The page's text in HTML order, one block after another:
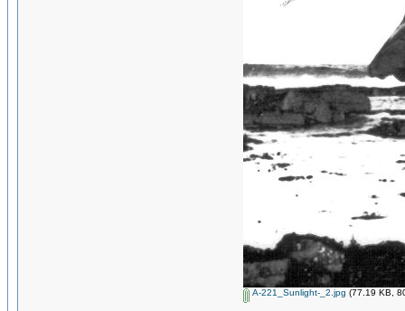
A-221_Sunlight-_2.jpg (77.19 KB,